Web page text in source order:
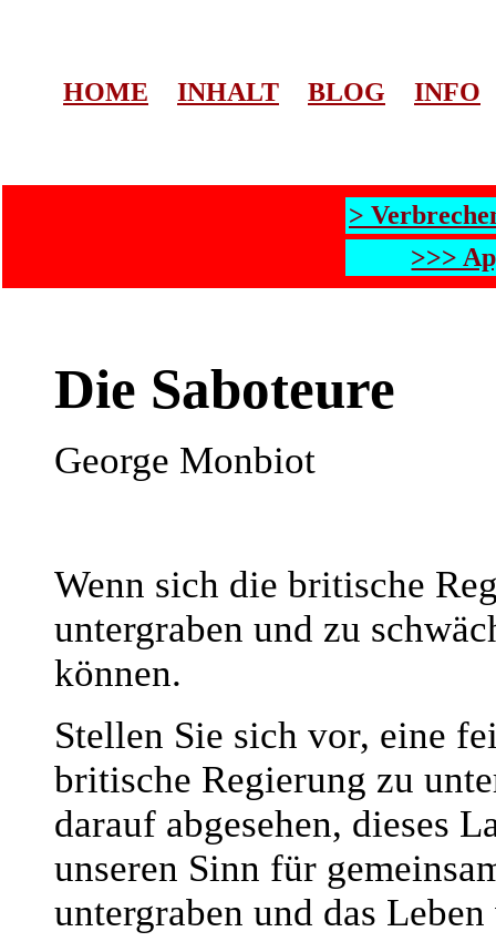
HOME INHALT BLOG INFO
>
>>>
Die Saboteure
George Monbiot
Wenn sich die britische
untergraben und zu
können.
Stellen Sie sich vor, eine
britische Regierung zu
darauf abgesehen, dieses
unseren Sinn für
untergraben und das